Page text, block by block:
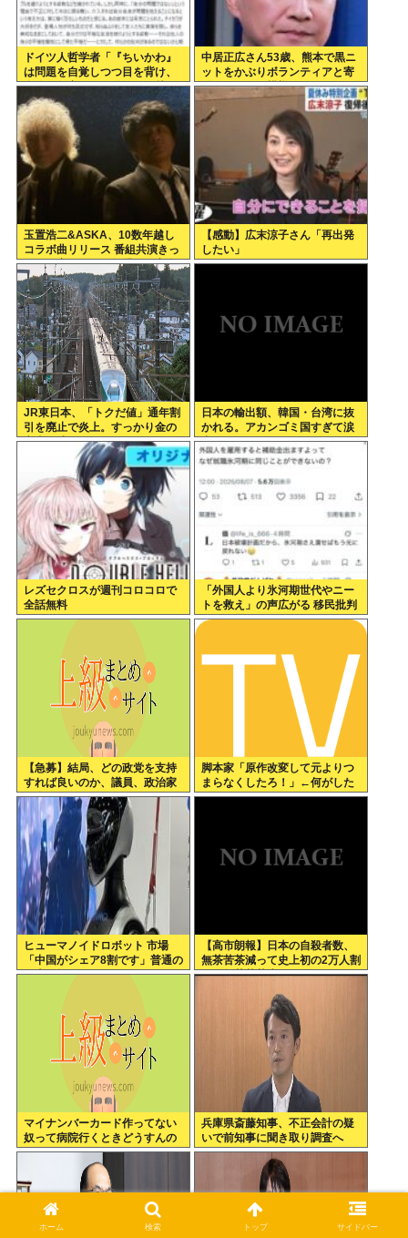
ドイツ人哲学者「『ちいかわ』
は問題を自覚しつつ目を背け、
自分は無害という道徳的優越
感、堕落する国家日本そのもの
だ」
中居正広さん53歳、熊本で黒ニ
ットをかぶりボランティアと寄
付をしている模様
玉置浩二&ASKA、10数年越し
コラボ曲リリース 番組共演きっ
かけで実現…同い年盟友の完全
合作
【感動】広末涼子さん「再出発
したい」
JR東日本、「トクだ値」通年割
引を廃止で炎上。すっかり金の
亡者と成り下がったな
日本の輸出額、韓国・台湾に抜
かれる。アカンゴミ国すぎて涙
出てきた…
レズセクロスが週刊コロコロで
全話無料
「外国人より氷河期世代やニー
トを救え」の声広がる 移民批判
してる層ってもしかして…
【急募】結局、どの政党を支持
すれば良いのか、議員、政治家
は全員悪か
脚本家「原作改変して元よりつ
まらなくしたろ！」←何がした
いの？
ヒューマノイドロボット 市場
「中国がシェア8割です」普通の
日本人怒りのフェイクニュース
【高市朗報】日本の自殺者数、
無茶苦茶減って史上初の2万人割
れ。無茶苦茶生きやすい国にな
マイナンバーカード作ってない
奴って病院行くときどうすんの
兵庫県斎藤知事、不正会計の疑
いで前知事に聞き取り調査へ
ホーム 検索 トップ サイドバー